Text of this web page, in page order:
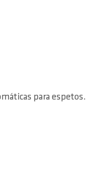
para espetos.